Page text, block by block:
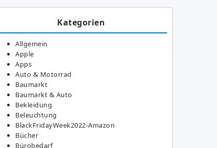
Kategorien
Allgemein
Apple
Apps
Auto & Motorrad
Baumarkt
Baumarkt & Auto
Bekleidung
Beleuchtung
BlackFridayWeek2022-Amazon
Bücher
Bürobedarf